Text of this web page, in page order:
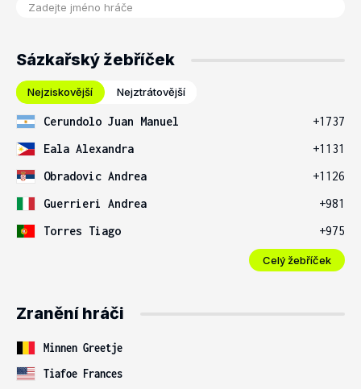
Sázkařský žebříček
Nejziskovější Nejztrátovější
Cerundolo Juan Manuel
+1737
Eala Alexandra
+1131
Obradovic Andrea
+1126
Guerrieri Andrea
+981
Torres Tiago
+975
Celý žebříček
Zranění hráči
Minnen Greetje
Tiafoe Frances